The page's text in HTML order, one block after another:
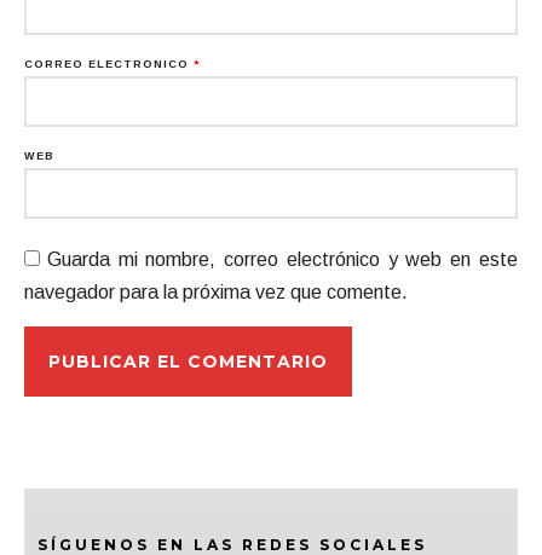
CORREO ELECTRÓNICO *
WEB
Guarda mi nombre, correo electrónico y web en este
navegador para la próxima vez que comente.
SÍGUENOS EN LAS REDES SOCIALES